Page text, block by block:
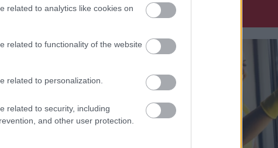
related to analytics like cookies on
related to functionality of the website
related to personalization.
related to security, including
and other user protection.